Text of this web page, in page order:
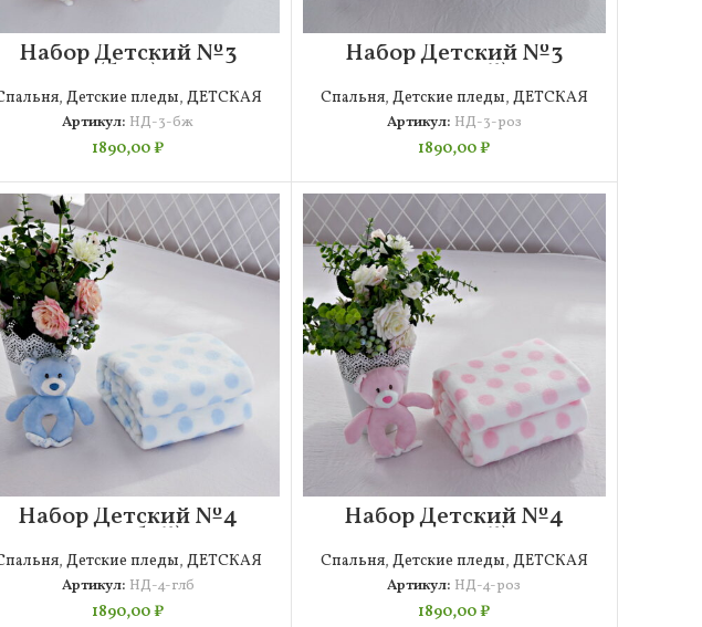
Набор Детский №3
(беж)
, Детские пледы, ДЕТСКАЯ
Артикул: НД-3-бж
1890,00₽
Набор Детский №3
(розовый)
Спальня, Детские пледы, ДЕТСКАЯ
Артикул: НД-3-роз
1890,00₽
Набор Детский №4
(голубой)
, Детские пледы, ДЕТСКАЯ
Артикул: НД-4-глб
1890,00₽
Набор Детский №4
(розовый)
Спальня, Детские пледы, ДЕТСКАЯ
Артикул: НД-4-роз
1890,00₽